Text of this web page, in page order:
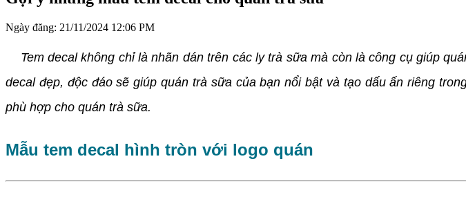
Ngày đăng: 21/11/2024 12:06 PM
Tem decal không chỉ là nhãn dán trên các ly trà sữa mà còn là công cụ giúp
decal đẹp, độc đáo sẽ giúp quán trà sữa của bạn nổi bật và tạo dấu ấn riêng
phù hợp cho quán trà sữa.
Mẫu tem decal hình tròn với logo quán